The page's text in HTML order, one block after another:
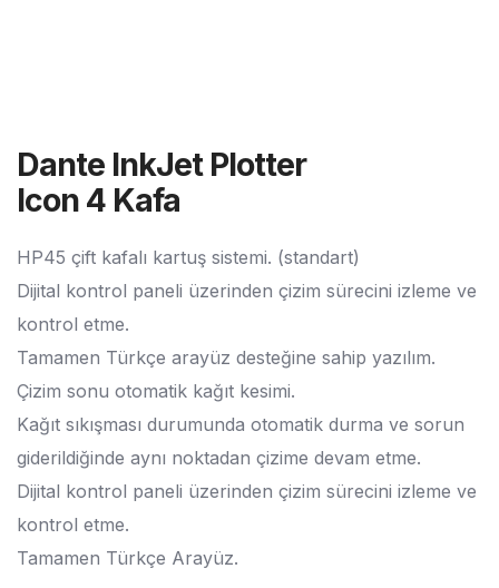
Dante InkJet Plotter
Icon 4 Kafa
HP45 çift kafalı kartuş sistemi. (standart)
Dijital kontrol paneli üzerinden çizim sürecini izleme ve
kontrol etme.
Tamamen Türkçe arayüz desteğine sahip yazılım.
Çizim sonu otomatik kağıt kesimi.
Kağıt sıkışması durumunda otomatik durma ve sorun
giderildiğinde aynı noktadan çizime devam etme.
Dijital kontrol paneli üzerinden çizim sürecini izleme ve
kontrol etme.
Tamamen Türkçe Arayüz.